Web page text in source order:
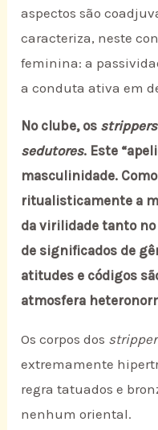
aspectos são
caracteriza, neste
feminina: a
a conduta ativa em
No clube, os strippers
sedutores. Este
masculinidade.
ritualisticamente a
da virilidade tanto
de significados de
atitudes e códigos
atmosfera
Os corpos dos
extremamente
regra tatuados e
nenhum oriental.